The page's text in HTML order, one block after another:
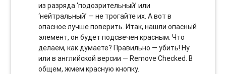
из разряда ‘подозрительный’ или
‘нейтральный’ — не трогайте их. А вот в
опасное лучше поверить. Итак, нашли опасный
элемент, он будет подсвечен красным. Что
делаем, как думаете? Правильно — убить! Ну
или в английской версии — Remove Checked. В
общем, жмем красную кнопку.